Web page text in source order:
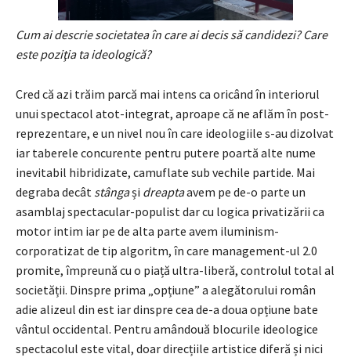
Cum ai descrie societatea în care ai decis să candidezi? Care
este poziţia ta ideologică?
Cred că azi trăim parcă mai intens ca oricând în interiorul
unui spectacol atot-integrat, aproape că ne aflăm în post-
reprezentare, e un nivel nou în care ideologiile s-au dizolvat
iar taberele concurente pentru putere poartă alte nume
inevitabil hibridizate, camuflate sub vechile partide. Mai
degraba decât stângași dreaptaavem pe de-o parte un
asamblaj spectacular-populist dar cu logica privatizării ca
motor intim iar pe de alta parte avem iluminism-
corporatizat de tip algoritm, în care management-ul 2.0
promite, împreună cu o piață ultra-liberă, controlul total al
societății. Dinspre prima „opțiune” a alegătorului român
adie alizeul din est iar dinspre cea de-a doua opțiune bate
vântul occidental. Pentru amândouă blocurile ideologice
spectacolul este vital, doar direcțiile artistice diferă și nici